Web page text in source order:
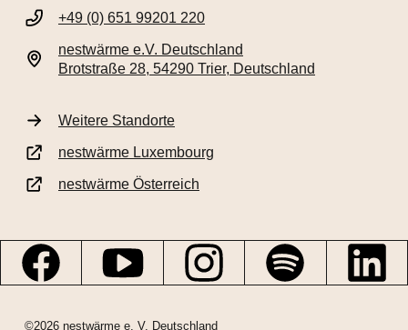
+49 (0) 651 99201 220
nestwärme e.V. Deutschland
Brotstraße 28, 54290 Trier, Deutschland
Weitere Standorte
nestwärme Luxembourg
nestwärme Österreich
©2026 nestwärme e. V. Deutschland